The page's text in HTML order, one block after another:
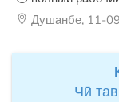
Душанбе, 11-
Чӣ